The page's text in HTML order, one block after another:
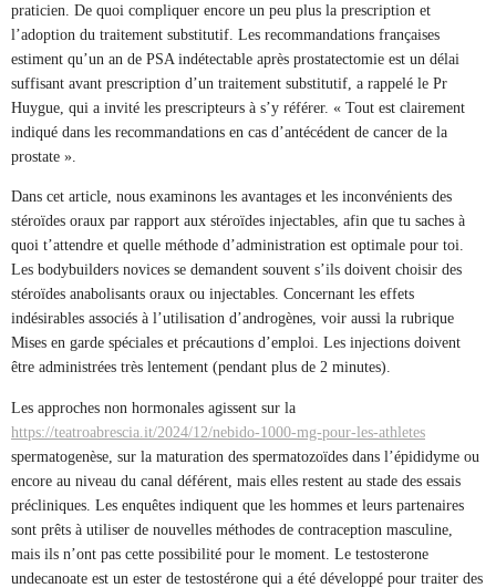
praticien. De quoi compliquer encore un peu plus la prescription et
l’adoption du traitement substitutif. Les recommandations françaises
estiment qu’un an de PSA indétectable après prostatectomie est un délai
suffisant avant prescription d’un traitement substitutif, a rappelé le Pr
Huygue, qui a invité les prescripteurs à s’y référer. « Tout est clairement
indiqué dans les recommandations en cas d’antécédent de cancer de la
prostate ».
Dans cet article, nous examinons les avantages et les inconvénients des
stéroïdes oraux par rapport aux stéroïdes injectables, afin que tu saches à
quoi t’attendre et quelle méthode d’administration est optimale pour toi.
Les bodybuilders novices se demandent souvent s’ils doivent choisir des
stéroïdes anabolisants oraux ou injectables. Concernant les effets
indésirables associés à l’utilisation d’androgènes, voir aussi la rubrique
Mises en garde spéciales et précautions d’emploi. Les injections doivent
être administrées très lentement (pendant plus de 2 minutes).
Les approches non hormonales agissent sur la
https://teatroabrescia.it/2024/12/nebido-1000-mg-pour-les-athletes
spermatogenèse, sur la maturation des spermatozoïdes dans l’épididyme ou
encore au niveau du canal déférent, mais elles restent au stade des essais
précliniques. Les enquêtes indiquent que les hommes et leurs partenaires
sont prêts à utiliser de nouvelles méthodes de contraception masculine,
mais ils n’ont pas cette possibilité pour le moment. Le testosterone
undecanoate est un ester de testostérone qui a été développé pour traiter des